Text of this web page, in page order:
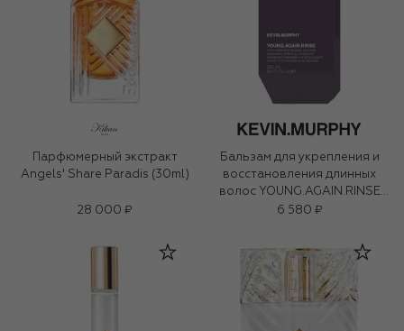
Парфюмерный экстракт
Angels' Share Paradis (30ml)
28 000 ₽
Бальзам для укрепления и
восстановления длинных
волос YOUNG.AGAIN.RINSE
(250ml)
6 580 ₽